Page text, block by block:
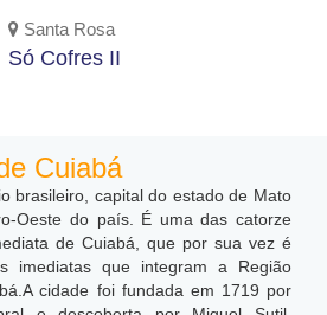
Santa Rosa
Só Cofres II
Cuiabá
brasileiro, capital do estado de Mato
Oeste do país. É uma das catorze
de Cuiabá, que por sua vez é
imediatas que integram a Região
cidade foi fundada em 1719 por